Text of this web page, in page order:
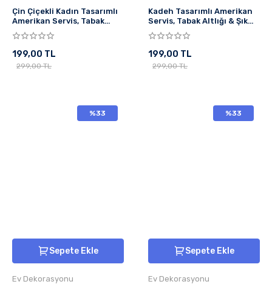
Çin Çiçekli Kadın Tasarımlı
Amerikan Servis, Tabak
Altlığı & Şık Masa Dekoru, Ev
Hediyesi, 2 Adet
199,00 TL
299,00 TL
Kadeh Tasarımlı Amerikan
Servis, Tabak Altlığı & Şık
Masa Dekoru, Ev Hediyesi, 2
Adet
199,00 TL
299,00 TL
%33
Sepete Ekle
Ev Dekorasyonu
%33
Sepete Ekle
Ev Dekorasyonu